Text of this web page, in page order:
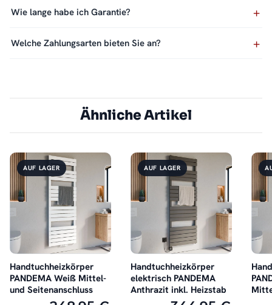
Wie lange habe ich Garantie?
Welche Zahlungsarten bieten Sie an?
Ähnliche Artikel
AUF LAGER
Handtuchheizkörper
PANDEMA Weiß Mittel-
und Seitenanschluss
AUF LAGER
Handtuchheizkörper
elektrisch PANDEMA
Anthrazit inkl. Heizstab